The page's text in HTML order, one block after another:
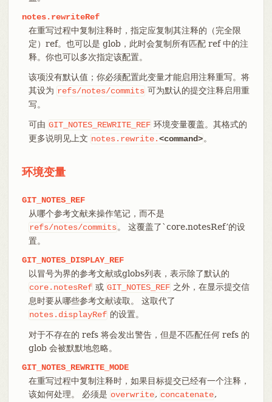
notes.rewriteRef
在重写过程中复制注释时，指定应复制其注释的（完全限
定）ref。也可以是 glob，此时会复制所有匹配 ref 中的注
释。你也可以多次指定该配置。
该项没有默认值；你必须配置此变量才能启用注释重写。将
其设为 refs/notes/commits 可为默认的提交注释启用重
写。
可由 GIT_NOTES_REWRITE_REF 环境变量覆盖。其格式的
更多说明见上文 notes.rewrite.<command> 。
环境变量
GIT_NOTES_REF
从哪个参考文献来操作笔记，而不是
refs/notes/commits 。 这覆盖了`core.notesRef’的设
置。
GIT_NOTES_DISPLAY_REF
以冒号为界的参考文献或globs列表，表示除了默认的
core.notesRef 或 GIT_NOTES_REF 之外，在显示提交信
息时要从哪些参考文献读取。 这取代了
notes.displayRef 的设置。
对于不存在的 refs 将会发出警告，但是不匹配任何 refs 的
glob 会被默默地忽略。
GIT_NOTES_REWRITE_MODE
在重写过程中复制注释时，如果目标提交已经有一个注释，
该如何处理。 必须是 overwrite, concatenate,